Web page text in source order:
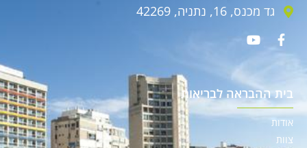
גד מכנס, 16, נתניה, 42269
בית ההבראה לבריאות
אודות
צוות